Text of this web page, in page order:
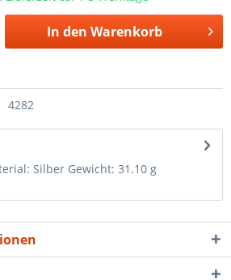
In den Warenkorb
4282
Silber Gewicht: 31.10 g